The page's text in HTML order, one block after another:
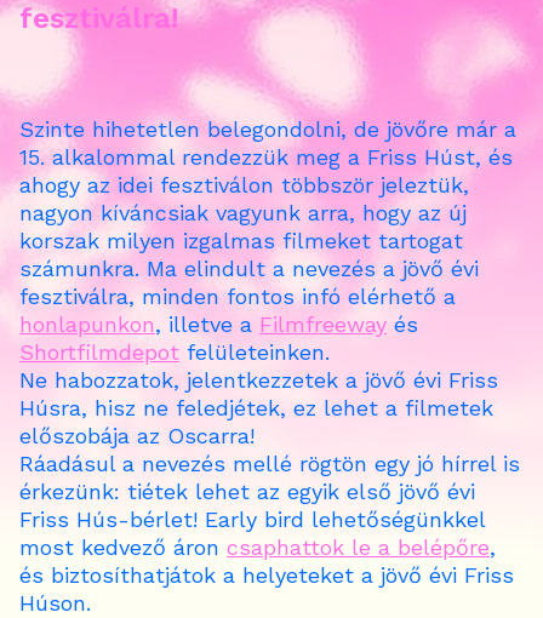
fesztiválra!
Szinte hihetetlen belegondolni, de jövőre már a
15. alkalommal rendezzük meg a Friss Húst, és
ahogy az idei fesztiválon többször jeleztük,
nagyon kíváncsiak vagyunk arra, hogy az új
korszak milyen izgalmas filmeket tartogat
számunkra. Ma elindult a nevezés a jövő évi
fesztiválra, minden fontos infó elérhető a
honlapunkon, illetve a Filmfreeway és
Shortfilmdepot felületeinken.
Ne habozzatok, jelentkezzetek a jövő évi Friss
Húsra, hisz ne feledjétek, ez lehet a filmetek
előszobája az Oscarra!
Ráadásul a nevezés mellé rögtön egy jó hírrel is
érkezünk: tiétek lehet az egyik első jövő évi
Friss Hús-bérlet! Early bird lehetőségünkkel
most kedvező áron csaphattok le a belépőre,
és biztosíthatjátok a helyeteket a jövő évi Friss
Húson.